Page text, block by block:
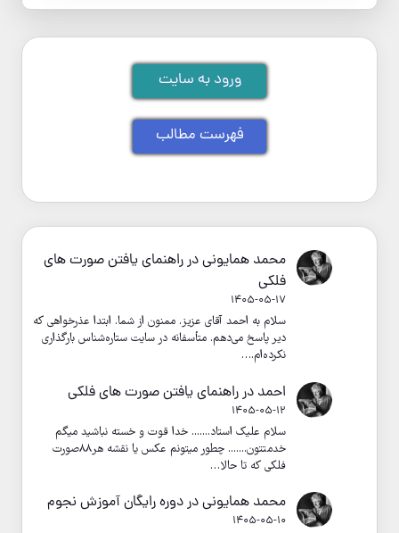
ورود به سایت
فهرست مطالب
محمد همایونیدرراهنمای یافتن صورت های
فلکی
1405-05-17
سلام به احمد آقای عزیز. ممنون از شما. ابتدا عذرخواهی که
دیر پاسخ می‌دهم. متأسفانه در سایت ستاره‌شناس بارگذاری
نکرده‌ام.…
احمد درراهنمای یافتن صورت های فلکی
1405-05-12
سلام علیک استاد....... خدا قوت و خسته نباشید میگم
خدمتتون....... چطور میتونم عکس یا نقشه هر۸۸صورت
فلکی که تا حالا…
محمد همایونیدردوره رایگان آموزش نجوم
1405-05-10